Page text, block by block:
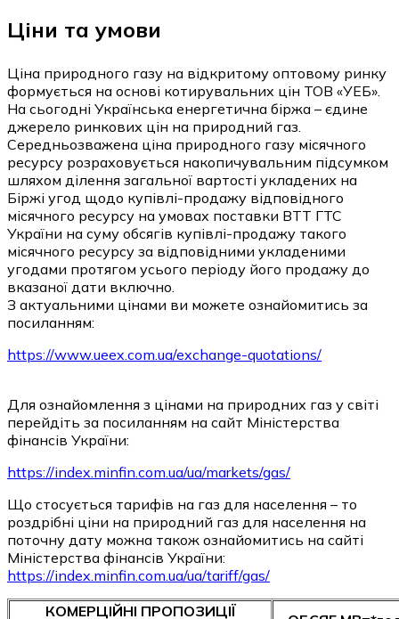
Ціни та умови
Ціна природного газу на відкритому оптовому ринку
формується на основі котирувальних цін ТОВ «УЕБ».
На сьогодні Українська енергетична біржа – єдине
джерело ринкових цін на природний газ.
Середньозважена ціна природного газу місячного
ресурсу розраховується накопичувальним підсумком
шляхом ділення загальної вартості укладених на
Біржі угод щодо купівлі-продажу відповідного
місячного ресурсу на умовах поставки ВТТ ГТС
України на суму обсягів купівлі-продажу такого
місячного ресурсу за відповідними укладеними
угодами протягом усього періоду його продажу до
вказаної дати включно.
З актуальними цінами ви можете ознайомитись за
посиланням:
https://www.ueex.com.ua/exchange-quotations/
Для ознайомлення з цінами на природних газ у світі
перейдіть за посиланням на сайт Міністерства
фінансів України:
https://index.minfin.com.ua/ua/markets/gas/
Що стосується тарифів на газ для населення – то
роздрібні ціни на природний газ для населення на
поточну дату можна також ознайомитись на сайті
Міністерства фінансів України:
https://index.minfin.com.ua/ua/tariff/gas/
КОМЕРЦІЙНІ ПРОПОЗИЦІЇ